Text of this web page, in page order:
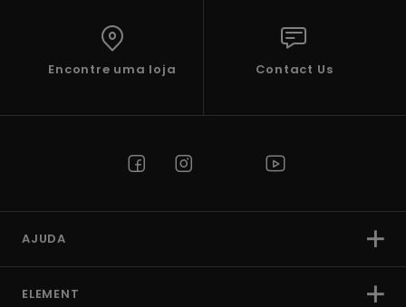
Encontre uma loja Contact Us
AJUDA
ELEMENT